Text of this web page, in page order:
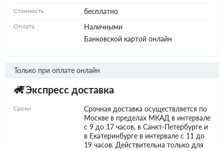
Стоимость бесплатно
Оплата
Наличными
Банковской картой онлайн
Экспресс доставка
Только при оплате онлайн
Сроки
Срочная доставка осуществляется по
Москве в пределах МКАД в интервале
с 9 до 17 часов, в Санкт-Петербурге и
в Екатеринбурге в интервале с 11 до
19 часов. Действительна только для